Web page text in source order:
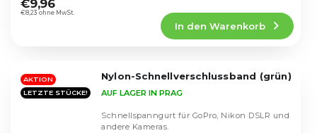
Produktbewertung
Sternen.
€8,23 ohne MwSt.
€9,96
In den Warenkorb
AKTION
LETZTE STÜCKE!
Nylon-Schnellverschlussband (grün)
AUF LAGER IN PRAG
Schnellspanngurt für GoPro, Nikon DSLR und
andere Kameras.